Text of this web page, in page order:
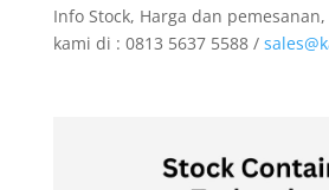
Info Stock, Harga dan
kami di : 0813 5637 5588 /